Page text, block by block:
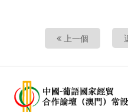
上一個